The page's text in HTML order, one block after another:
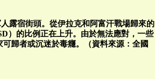
露宿街頭。從伊拉克和阿富汗戰場歸來的
）的比例正在上升。由於無法應對，一些
歸者或沉迷於毒癮。（資料來源：全國